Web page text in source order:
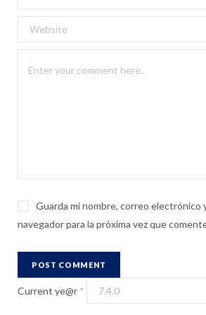
Guarda mi nombre, correo electrónico
navegador para la próxima vez que
Current ye@r *